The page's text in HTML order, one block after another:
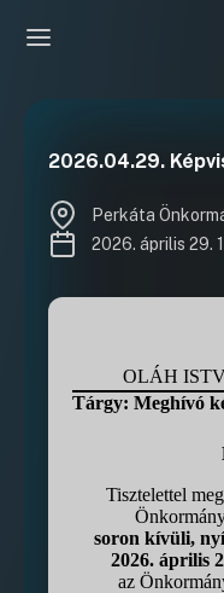
2026.04.29.
Perkáta
2026. április 29.
OLÁH
Tárgy: Meghívó
Tisztelettel
soron kívüli,
2026. április
az